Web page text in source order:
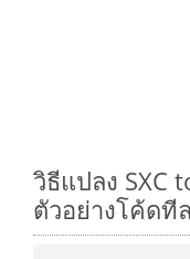
วิธีแปลง SXC
ตัวอย่างโค้ดที